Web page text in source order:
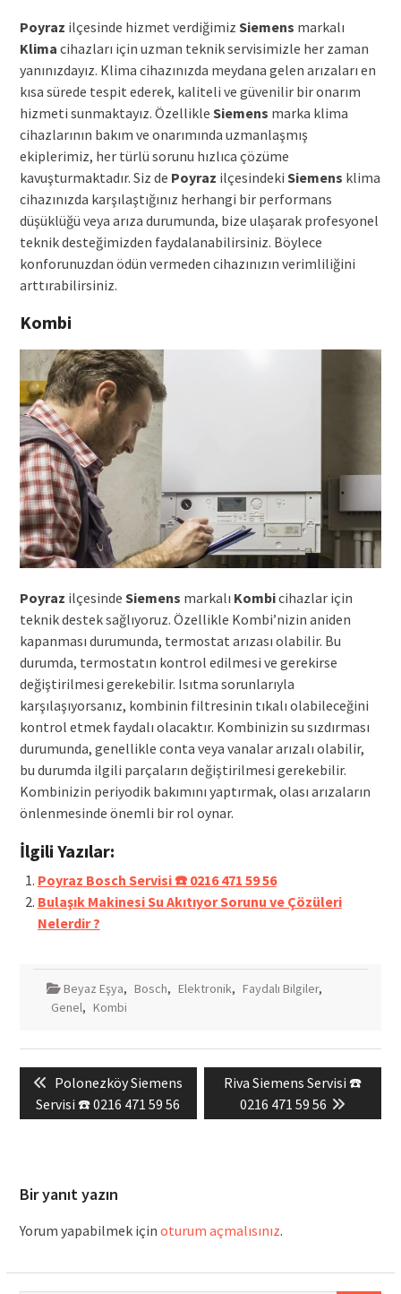
Poyraz ilçesinde hizmet verdiğimiz Siemens markalı
Klima cihazları için uzman teknik servisimizle her zaman
yanınızdayız. Klima cihazınızda meydana gelen arızaları en
kısa sürede tespit ederek, kaliteli ve güvenilir bir onarım
hizmeti sunmaktayız. Özellikle Siemens marka klima
cihazlarının bakım ve onarımında uzmanlaşmış
ekiplerimiz, her türlü sorunu hızlıca çözüme
kavuşturmaktadır. Siz de Poyraz ilçesindeki Siemens klima
cihazınızda karşılaştığınız herhangi bir performans
düşüklüğü veya arıza durumunda, bize ulaşarak profesyonel
teknik desteğimizden faydalanabilirsiniz. Böylece
konforunuzdan ödün vermeden cihazınızın verimliliğini
arttırabilirsiniz.
Kombi
Poyraz ilçesinde Siemens markalı Kombicihazlar için
teknik destek sağlıyoruz. Özellikle Kombi’nizin aniden
kapanması durumunda, termostat arızası olabilir. Bu
durumda, termostatın kontrol edilmesi ve gerekirse
değiştirilmesi gerekebilir. Isıtma sorunlarıyla
karşılaşıyorsanız, kombinin filtresinin tıkalı olabileceğini
kontrol etmek faydalı olacaktır. Kombinizin su sızdırması
durumunda, genellikle conta veya vanalar arızalı olabilir,
bu durumda ilgili parçaların değiştirilmesi gerekebilir.
Kombinizin periyodik bakımını yaptırmak, olası arızaların
önlenmesinde önemli bir rol oynar.
İlgili Yazılar:
Poyraz Bosch Servisi ☎️ 0216 471 59 56
Bulaşık Makinesi Su Akıtıyor Sorunu ve Çözüleri
Nelerdir ?
Beyaz Eşya, Bosch, Elektronik, Faydalı Bilgiler,
Genel, Kombi
gezinmesi
Previous
post:
Polonezköy Siemens
Servisi ☎️ 0216 471 59 56
Next
post:
Riva Siemens Servisi ☎️
0216 471 59 56
Bir yanıt yazın
Yorum yapabilmek için oturum açmalısınız.